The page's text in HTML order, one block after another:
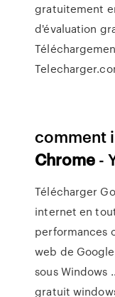
gratuitement
d'évaluation
comment
Chrome -
Télécharger
internet en
performances
web de
sous Windows
gratuit